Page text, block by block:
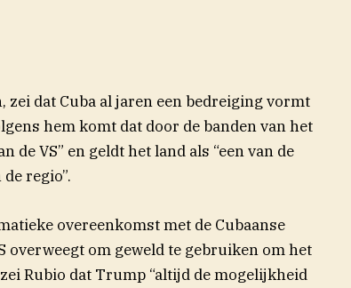
zei dat Cuba al jaren een bedreiging vormt
hem komt dat door de banden van het
VS” en geldt het land als “een van de
regio”.
overeenkomst met de Cubaanse
overweegt om geweld te gebruiken om het
Rubio dat Trump “altijd de mogelijkheid